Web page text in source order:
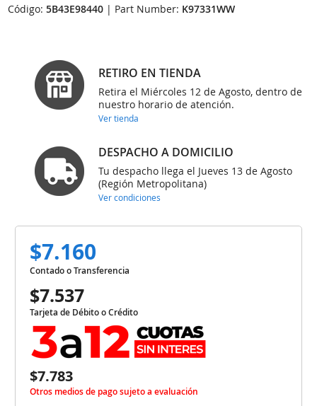
Código:5B43E98440 | Part Number: K97331WW
RETIRO EN TIENDA
Retira el Miércoles 12 de Agosto, dentro de
nuestro horario de atención.
Ver tienda
DESPACHO A DOMICILIO
Tu despacho llega el Jueves 13 de Agosto
(Región Metropolitana)
Ver condiciones
$7.160
Contado o Transferencia
$7.537
Tarjeta de Débito o Crédito
$7.783
Otros medios de pago sujeto a evaluación